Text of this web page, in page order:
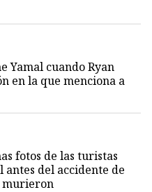
Yamal cuando Ryan
en la que menciona a
fotos de las turistas
antes del accidente de
murieron